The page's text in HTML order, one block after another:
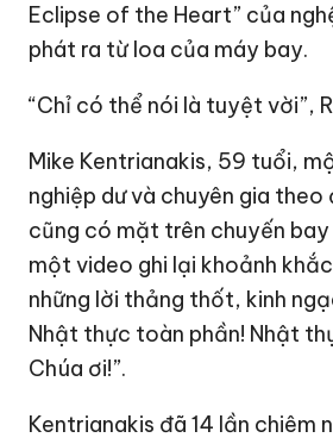
Eclipse of the Heart” của
phát ra từ loa của máy bay.
“Chỉ có thể nói là tuyệt vời”,
Mike Kentrianakis, 59 tuổi,
nghiệp dư và chuyên gia
cũng có mặt trên chuyến
một video ghi lại khoảnh
những lời thảng thốt, kinh
Nhật thực toàn phần! Nhật
Chúa ơi!”.
Kentrianakis đã 14 lần chiêm